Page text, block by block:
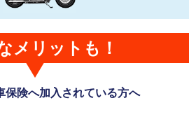
メリットも！
保険へ加入されている方へ